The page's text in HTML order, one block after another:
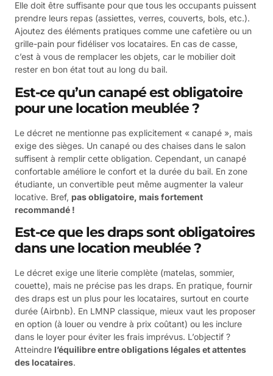
Elle doit être suffisante pour que tous les occupants puissent
prendre leurs repas (assiettes, verres, couverts, bols, etc.).
Ajoutez des éléments pratiques comme une cafetière ou un
grille-pain pour fidéliser vos locataires. En cas de casse,
c’est à vous de remplacer les objets, car le mobilier doit
rester en bon état tout au long du bail.
Est-ce qu’un canapé est obligatoire
pour une location meublée ?
Le décret ne mentionne pas explicitement « canapé », mais
exige des sièges. Un canapé ou des chaises dans le salon
suffisent à remplir cette obligation. Cependant, un canapé
confortable améliore le confort et la durée du bail. En zone
étudiante, un convertible peut même augmenter la valeur
locative. Bref, pas obligatoire, mais fortement
recommandé !
Est-ce que les draps sont obligatoires
dans une location meublée ?
Le décret exige une literie complète (matelas, sommier,
couette), mais ne précise pas les draps. En pratique, fournir
des draps est un plus pour les locataires, surtout en courte
durée (Airbnb). En LMNP classique, mieux vaut les proposer
en option (à louer ou vendre à prix coûtant) ou les inclure
dans le loyer pour éviter les frais imprévus. L’objectif ?
Atteindre l’équilibre entre obligations légales et attentes
des locataires.